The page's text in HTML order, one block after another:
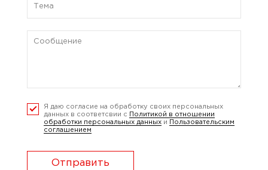
Я даю согласие на обработку своих персональных
данных в соответсвии с
Политикой в отношении
обработки персональных данных и
Пользовательским
соглашением
Отправить